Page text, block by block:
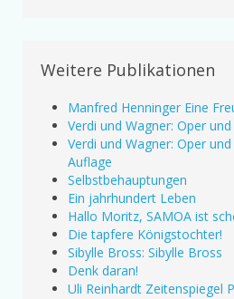
Weitere Publikationen
Manfred Henninger Eine
Verdi und Wagner: Oper
Verdi und Wagner: Oper
Auflage
Selbstbehauptungen
Ein jahrhundert Leben
Hallo Moritz, SAMOA ist
Die tapfere Königstochter!
Sibylle Bross: Sibylle Bross
Denk daran!
Uli Reinhardt Zeitenspiegel